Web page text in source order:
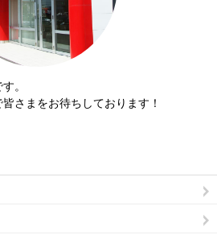
。
さまをお待ちしております！